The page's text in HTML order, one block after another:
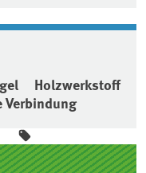
Holzwerkstoff